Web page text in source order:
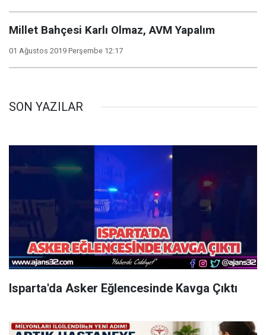
Millet Bahçesi Karlı Olmaz, AVM Yapalım
01 Ağustos 2019 Perşembe 12:17
SON YAZILAR
Isparta'da Asker Eğlencesinde Kavga Çıktı